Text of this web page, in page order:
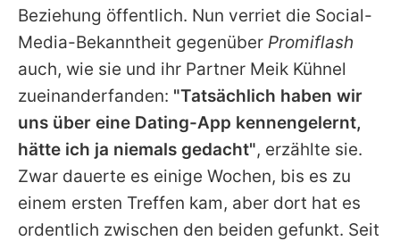
Alle Themen auf Promiflash
Jobs
App runterladen
Team
Redaktionelle Richtlinien
Impressum
Beziehung öffentlich. Nun verriet die Social-
Media-Bekanntheit gegenüber Promiflash
auch, wie sie und ihr Partner Meik Kühnel
zueinanderfanden: "Tatsächlich haben wir
uns über eine Dating-App kennengelernt,
hätte ich ja niemals gedacht", erzählte sie.
Zwar dauerte es einige Wochen, bis es zu
einem ersten Treffen kam, aber dort hat es
ordentlich zwischen den beiden gefunkt. Seit